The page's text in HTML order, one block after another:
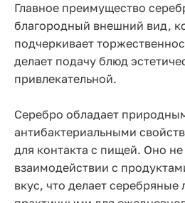
Главное преимущество
благородный внешний вид,
подчеркивает
делает подачу блюд
привлекательной.
Серебро обладает
антибактериальными
для контакта с пищей. Оно
взаимодействии с
вкус, что делает серебряные